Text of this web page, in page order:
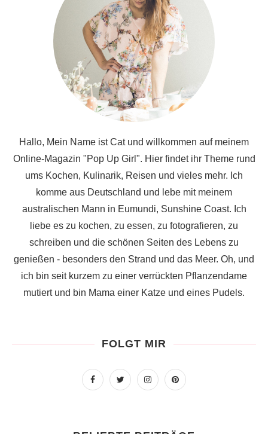
Hallo, Mein Name ist Cat und willkommen auf meinem
Online-Magazin "Pop Up Girl". Hier findet ihr Theme rund
ums Kochen, Kulinarik, Reisen und vieles mehr. Ich
komme aus Deutschland und lebe mit meinem
australischen Mann in Eumundi, Sunshine Coast. Ich
liebe es zu kochen, zu essen, zu fotografieren, zu
schreiben und die schönen Seiten des Lebens zu
genießen - besonders den Strand und das Meer. Oh, und
ich bin seit kurzem zu einer verrückten Pflanzendame
mutiert und bin Mama einer Katze und eines Pudels.
FOLGT MIR